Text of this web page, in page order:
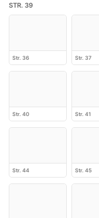
STR. 39
Str. 36 Str. 37
Str. 40 Str. 41
Str. 44 Str. 45